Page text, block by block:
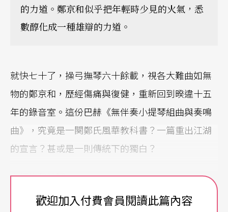
的力道。鄭京和似乎把年輕時少見的火氣，悉
數醇化成一種雄辯的力道。
就快七十了，操弓撫琴六十餘載，視各大難曲如無
物的鄭京和，歷經傷痛與復健，重新回到暌違十五
年的錄音室。這份巴赫《無伴奏小提琴組曲與奏鳴
曲》，究竟是一闋鄭氏風華教科書？一篇重出江湖
的宣言？甚或是一則傳統下的獨白？
六經皆我註腳
過去的鄭京和，神乎其技宛若公孫大娘舞劍。六十
歡迎加入付費會員閱讀此篇內容